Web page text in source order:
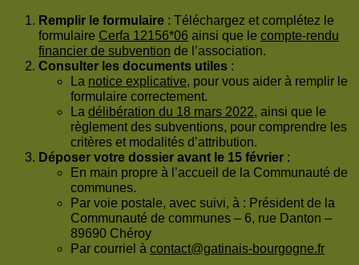
Remplir le formulaire : Téléchargez et complétez le
formulaire Cerfa 12156*06 ainsi que le compte-rendu
financier de subvention de l’association.
Consulter les documents utiles :
La notice explicative, pour vous aider à remplir le
formulaire correctement.
La délibération du 18 mars 2022, ainsi que le
règlement des subventions, pour comprendre les
critères et modalités d’attribution.
Déposer votre dossier avant le 15 février :
En main propre à l’accueil de la Communauté de
communes.
Par voie postale, avec suivi, à : Président de la
Communauté de communes – 6, rue Danton –
89690 Chéroy
Par courriel à contact@gatinais-bourgogne.fr